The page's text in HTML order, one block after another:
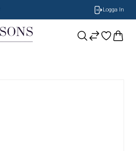
Logga In